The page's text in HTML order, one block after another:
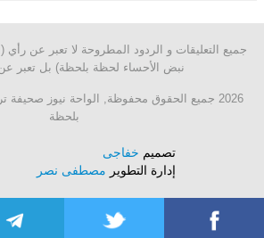
جميع التعليقات و الردود المطروحة لا تعبر عن رأي
نبض الأحساء لحظة بلحظة) بل تعبر عن
2026 جميع الحقوق محفوظة, الواحة نيوز
بلحظة
تصميم خفاجى
إدارة التطوير مصطفى نصر